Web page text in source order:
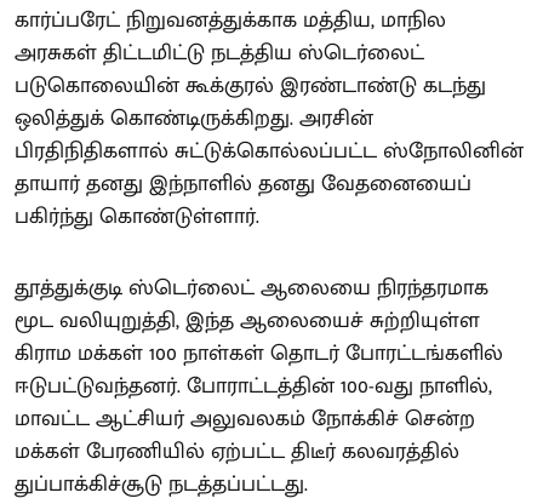
கார்ப்பரேட் நிறுவனத்துக்காக மத்திய, மாநில
அரசுகள் திட்டமிட்டு நடத்திய ஸ்டெர்லைட்
படுகொலையின் கூக்குரல் இரண்டாண்டு கடந்து
ஒலித்துக் கொண்டிருக்கிறது. அரசின்
பிரதிநிதிகளால் சுட்டுக்கொல்லப்பட்ட ஸ்நோலினின்
தாயார் தனது இந்நாளில் தனது வேதனையைப்
பகிர்ந்து கொண்டுள்ளார்.
தூத்துக்குடி ஸ்டெர்லைட் ஆலையை நிரந்தரமாக
மூட வலியுறுத்தி, இந்த ஆலையைச் சுற்றியுள்ள
கிராம மக்கள் 100 நாள்கள் தொடர் போரட்டங்களில்
ஈடுபட்டுவந்தனர். போராட்டத்தின் 100-வது நாளில்,
மாவட்ட ஆட்சியர் அலுவலகம் நோக்கிச் சென்ற
மக்கள் பேரணியில் ஏற்பட்ட திடீர் கலவரத்தில்
துப்பாக்கிச்சூடு நடத்தப்பட்டது.